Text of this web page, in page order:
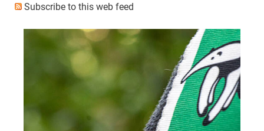
Subscribe to this web feed